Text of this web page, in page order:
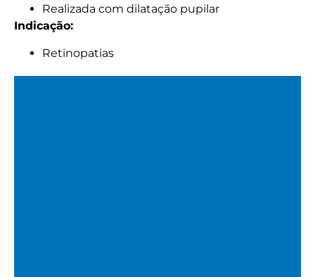
Realizada com dilatação pupilar
Indicação:
Retinopatias